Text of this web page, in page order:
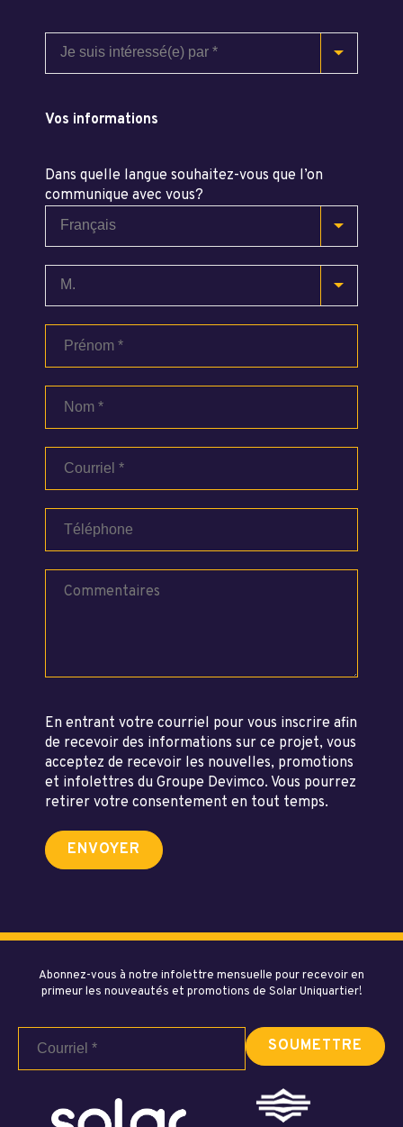
Vos informations
Dans quelle langue souhaitez-vous que l’on
communique avec vous?
En entrant votre courriel pour vous inscrire afin
de recevoir des informations sur ce projet, vous
acceptez de recevoir les nouvelles, promotions
et infolettres du Groupe Devimco. Vous pourrez
retirer votre consentement en tout temps.
Abonnez-vous à notre infolettre mensuelle pour recevoir en
primeur les nouveautés et promotions de Solar Uniquartier!